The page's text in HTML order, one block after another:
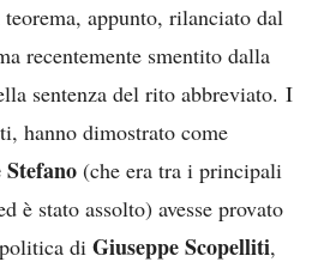
appunto, rilanciato dal
recentemente smentito dalla
sentenza del rito abbreviato. I
hanno dimostrato come
(che era tra i principali
è stato assolto) avesse provato
di Giuseppe Scopelliti,